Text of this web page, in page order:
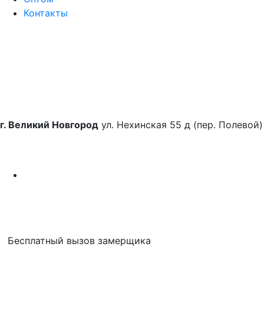
Контакты
г. Великий Новгород ул. Нехинская 55 д (пер. Полевой)
Бесплатный вызов замерщика